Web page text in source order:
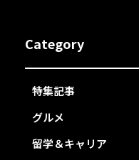
Category
特集記事
グルメ
留学＆キャリア